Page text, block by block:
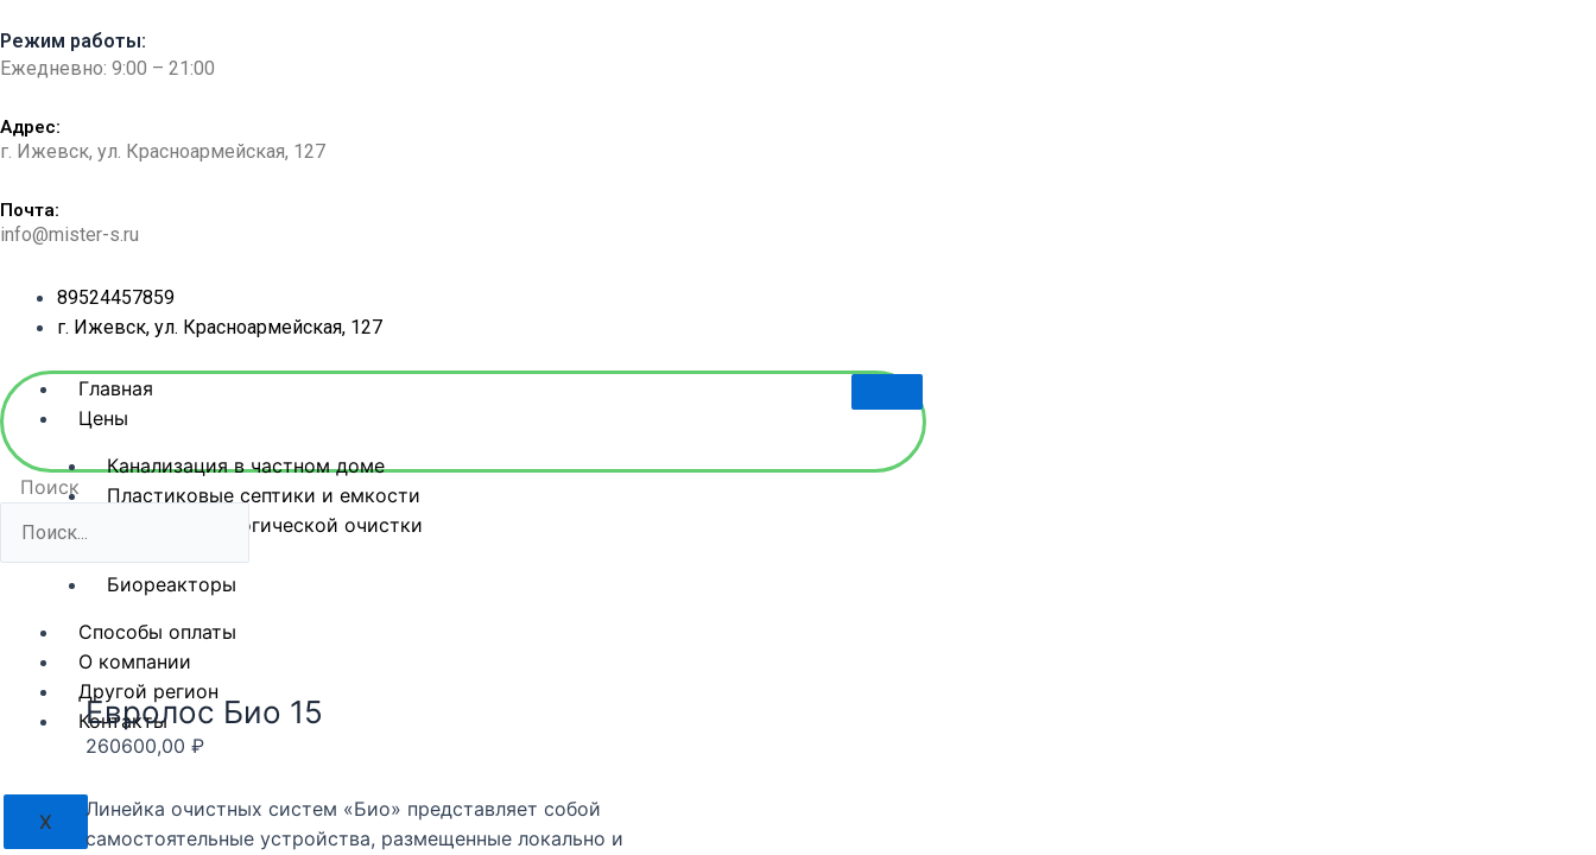
к
содержимому
Режим работы:
Ежедневно: 9:00 – 21:00
Адрес:
г. Ижевск, ул. Красноармейская, 127​
Почта:
info@mister-s.ru
89524457859
г. Ижевск, ул. Красноармейская, 127
Главная
Цены
Канализация в частном доме
Пластиковые септики и емкости
Станции биологической очистки
Биореакторы
Способы оплаты
О компании
Другой регион
Контакты
X
Поиск
Евролос Био 15
260600,00 ₽
Линейка очистных систем «Био» представляет собой
самостоятельные устройства, размещенные локально и